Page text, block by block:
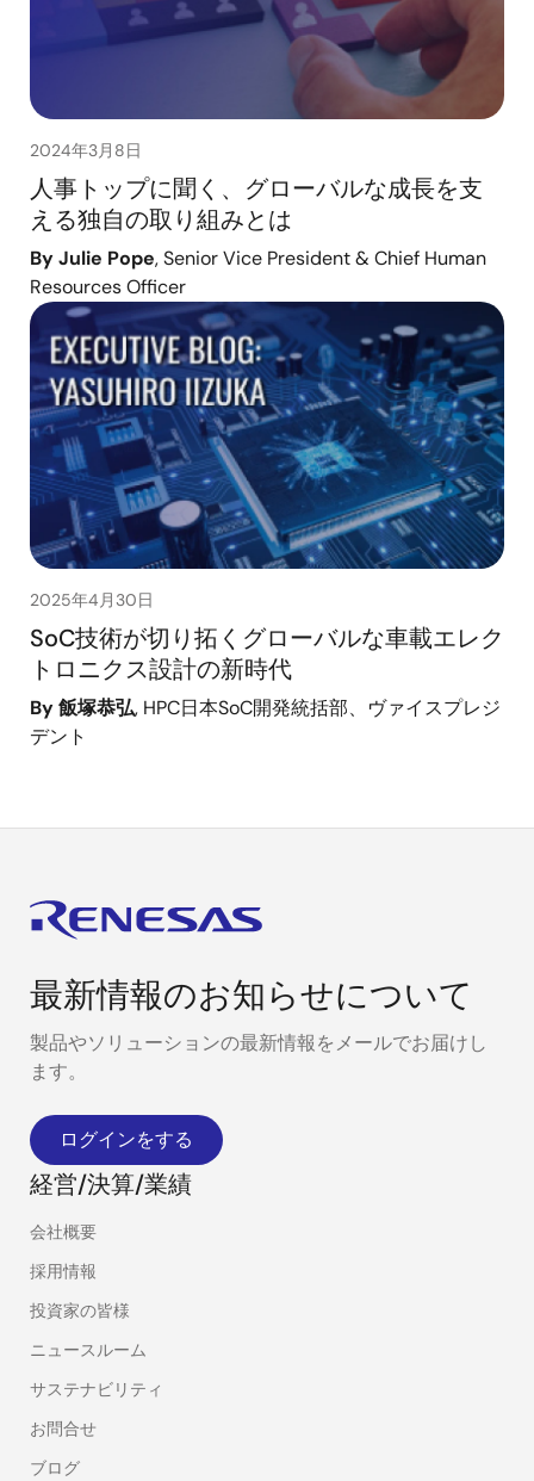
2024年3月8日
人事トップに聞く、グローバルな成長を支
える独自の取り組みとは
By Julie Pope, Senior Vice President & Chief Human
Resources Officer
2025年4月30日
SoC技術が切り拓くグローバルな車載エレク
トロニクス設計の新時代
By 飯塚恭弘, HPC日本SoC開発統括部、ヴァイスプレジ
デント
最新情報のお知らせについて
製品やソリューションの最新情報をメールでお届けし
ます。
ログインをする
経営/決算/業績
会社概要
採用情報
投資家の皆様
ニュースルーム
サステナビリティ
お問合せ
ブログ